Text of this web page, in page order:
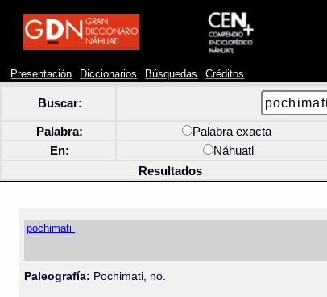
Presentación Diccionarios Búsquedas Créditos
Buscar:
Palabra: Palabra exacta
En:
Náhuatl
Resultados
pochimati
Paleografía: Pochimati, no.